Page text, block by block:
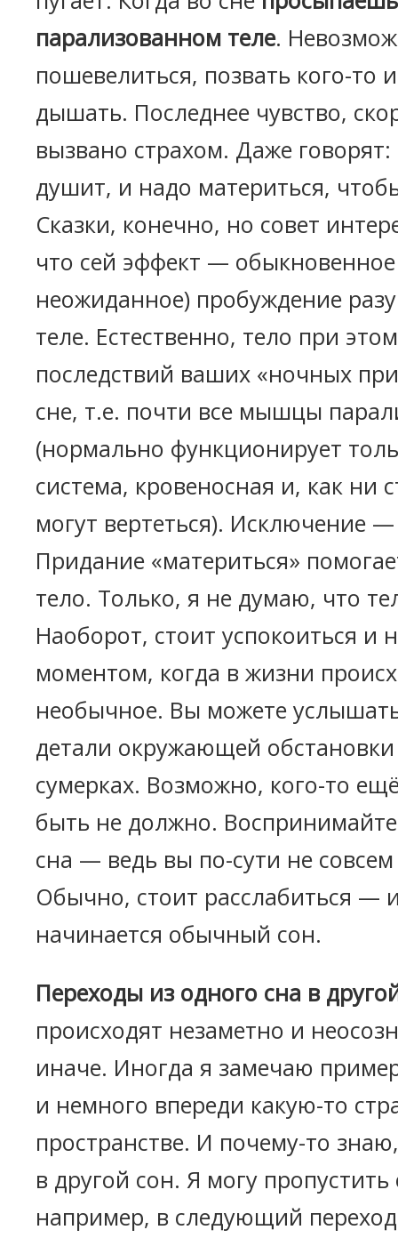
парализованном теле.
пошевелиться, позвать кого-то
дышать. Последнее чувство,
вызвано страхом. Даже
душит, и надо материться,
Сказки, конечно, но совет
что сей эффект —
неожиданное) пробуждение
теле. Естественно, тело при
последствий ваших «ночных
сне, т.е. почти все мышцы
(нормально функционирует
система, кровеносная и, как ни
могут вертеться). Исключение
Придание «материться»
тело. Только, я не думаю, что
Наоборот, стоит успокоиться и
моментом, когда в жизни
необычное. Вы можете
детали окружающей обстановки
сумерках. Возможно, кого-то
быть не должно. Воспринимайте
сна — ведь вы по-сути не совсем
Обычно, стоит расслабиться —
начинается обычный сон.
Переходы из одного сна в
происходят незаметно и
иначе. Иногда я замечаю
и немного впереди какую-то
пространстве. И почему-то
в другой сон. Я могу
например, в следующий